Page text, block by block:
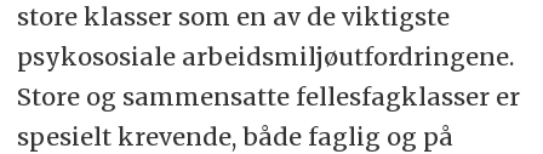
store klasser som en av de viktigste
psykososiale arbeidsmiljøutfordringene.
Store og sammensatte fellesfagklasser er
spesielt krevende, både faglig og på